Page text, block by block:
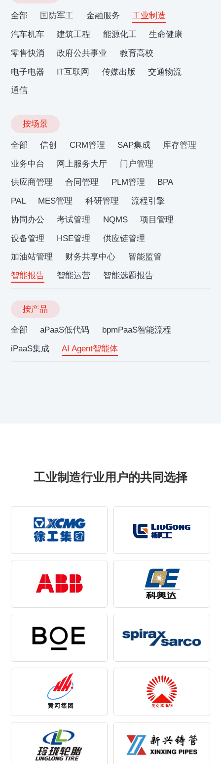
全部 国防军工 金融服务
工业制造
汽车机车
建筑工程 能源化工
生命健康
零售快消
政府公共事业
教育高校
电子电器
IT互联网 传媒出版
交通物流
通信
按场景
全部 信创 CRM管理 SAP集成
库存管理
业务中台
网上服务大厅
门户管理
供应商管理
合同管理 PLM管理
BPA
PAL
MES管理 科研管理
流程引擎
协同办公
考试管理 NQMS
项目管理
设备管理
HSE管理
供应链管理
加油站管理
财务共享中心
智能监管
智能报告
智能运营 智能选题报告
按产品
全部 aPaaS低代码
bpmPaaS智能流程
iPaaS集成
AI Agent智能体
工业制造行业用户的共同选择